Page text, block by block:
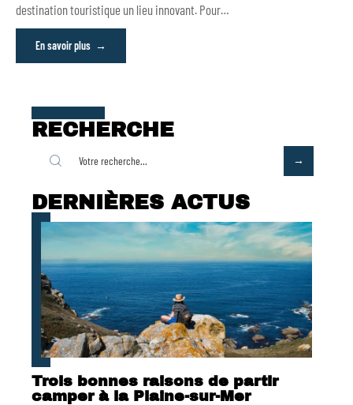
destination touristique un lieu innovant. Pour…
En savoir plus
RECHERCHE
DERNIÈRES ACTUS
Trois bonnes raisons de partir
camper à la Plaine-sur-Mer